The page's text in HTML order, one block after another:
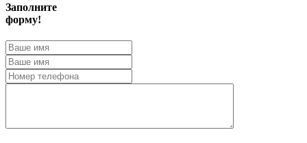
Заполните
форму!